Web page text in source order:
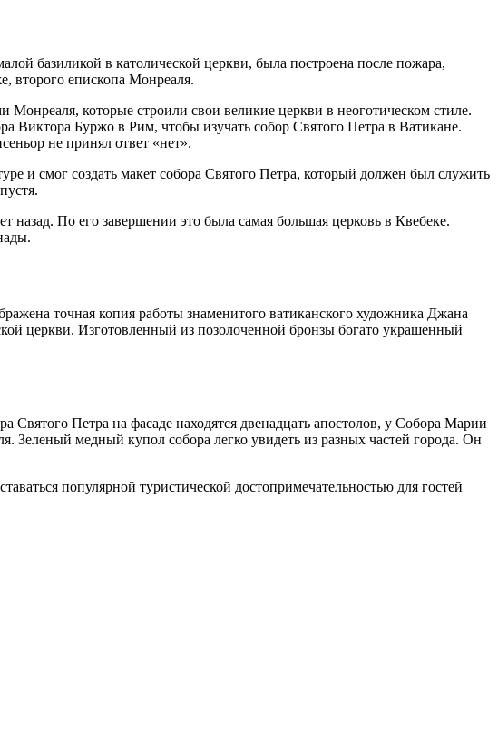
базиликой в ​​католической церкви, была построена после пожара,
второго епископа Монреаля.
которые строили свои великие церкви в неоготическом стиле.
Виктора Буржо в Рим, чтобы изучать собор Святого Петра в Ватикане.
не принял ответ «нет».
и смог создать макет собора Святого Петра, который должен был служить
назад. По его завершении это была самая большая церковь в Квебеке.
точная копия работы знаменитого ватиканского художника Джана
церкви. Изготовленный из позолоченной бронзы богато украшенный
Петра на фасаде находятся двенадцать апостолов, у Собора Марии
Зеленый медный купол собора легко увидеть из разных частей города. Он
популярной туристической достопримечательностью для гостей